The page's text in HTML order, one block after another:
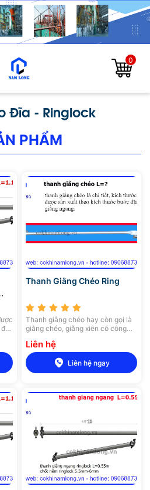
0
Đĩa - Ringlock
PHẨM
tối
Thanh Giằng Chéo Ring
Thanh giằng chéo hay còn gọi là
giằng chéo, giằng xiên có công
chống Ringlock lại với nhau và giữ
cho các góc được vuông 90 độ,
tạo nên hệ thống giàn giáo
Ringlock hoàn chỉnh.
Liên hệ
Liên hệ ngay